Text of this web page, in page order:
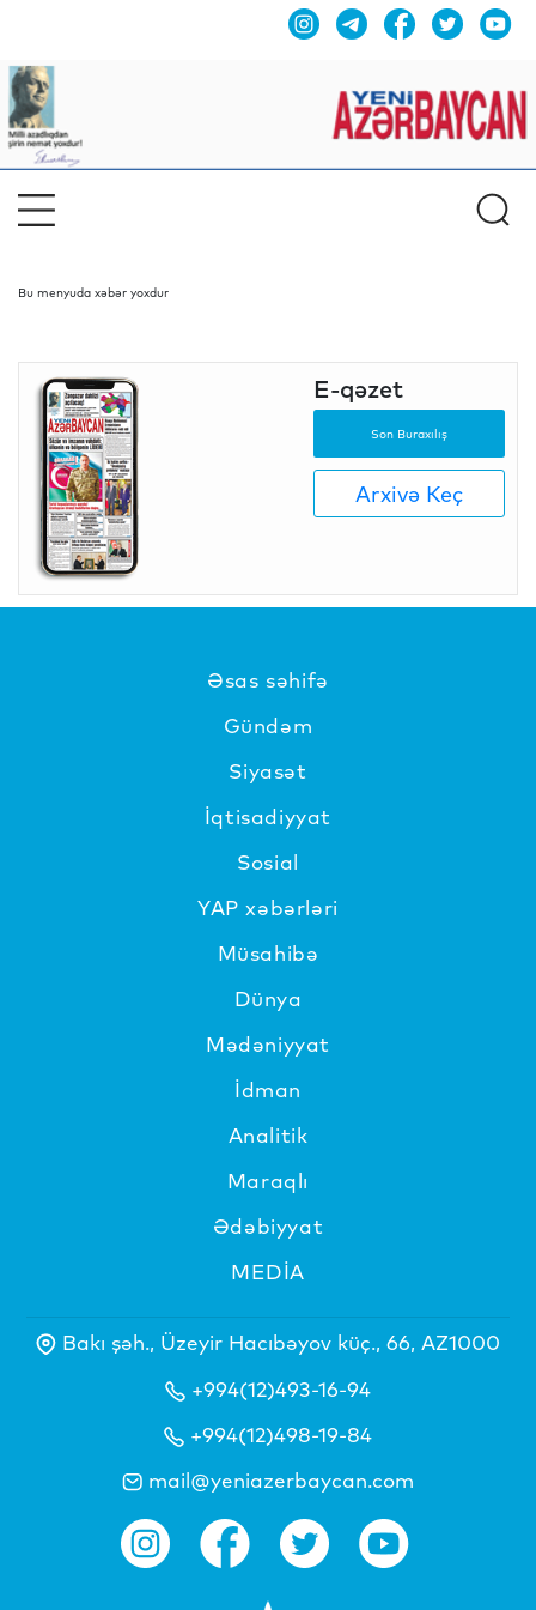
Bu menyuda xəbər yoxdur
E-qəzet
Son Buraxılış
Arxivə Keç
Əsas səhifə
Gündəm
Siyasət
İqtisadiyyat
Sosial
YAP xəbərləri
Müsahibə
Dünya
Mədəniyyat
İdman
Analitik
Maraqlı
Ədəbiyyat
MEDİA
Bakı şəh., Üzeyir Hacıbəyov küç., 66, AZ1000
+994(12)493-16-94
+994(12)498-19-84
mail@yeniazerbaycan.com